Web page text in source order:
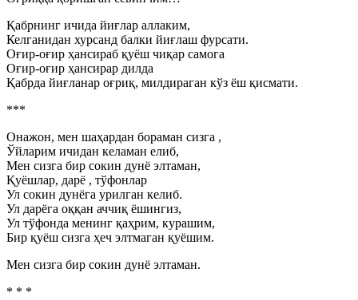
Қабрнинг ичида йиғлар аллаким,
Келганидан хурсанд балки йиғлаш фурсати.
Оғир-оғир ҳансираб қуёш чиқар самога
Оғир-оғир ҳансирар дилда
Қабрда йиғланар оғриқ, милдираган кўз ёш қисмати.
***
Онажон, мен шаҳардан бораман сизга ,
Ўйларим ичидан келаман елиб,
Мен сизга бир сокин дунё элтаман,
Қуёшлар, дарё , тўфонлар
Ул сокин дунёга урилган келиб.
Ул дарёга оққан аччиқ ёшингиз,
Ул тўфонда менинг қаҳрим, курашим,
Бир қуёш сизга ҳеч элтмаган қуёшим.
Мен сизга бир сокин дунё элтаман.
* * *